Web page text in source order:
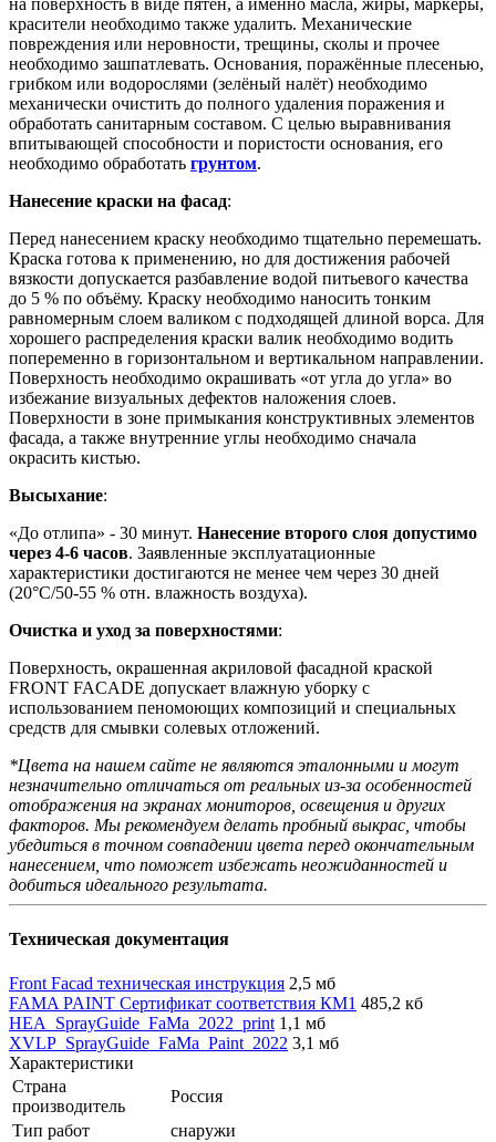
на поверхность в виде пятен, а именно масла, жиры, маркеры,
красители необходимо также удалить. Механические
повреждения или неровности, трещины, сколы и прочее
необходимо зашпатлевать. Основания, поражённые плесенью,
грибком или водорослями (зелёный налёт) необходимо
механически очистить до полного удаления поражения и
обработать санитарным составом. С целью выравнивания
впитывающей способности и пористости основания, его
необходимо обработать грунтом.
Нанесение краски на фасад:
Перед нанесением краску необходимо тщательно перемешать.
Краска готова к применению, но для достижения рабочей
вязкости допускается разбавление водой питьевого качества
до 5 % по объёму. Краску необходимо наносить тонким
равномерным слоем валиком с подходящей длиной ворса. Для
хорошего распределения краски валик необходимо водить
попеременно в горизонтальном и вертикальном направлении.
Поверхность необходимо окрашивать «от угла до угла» во
избежание визуальных дефектов наложения слоев.
Поверхности в зоне примыкания конструктивных элементов
фасада, а также внутренние углы необходимо сначала
окрасить кистью.
Высыхание:
«До отлипа» - 30 минут. Нанесение второго слоя допустимо
через 4-6 часов. Заявленные эксплуатационные
характеристики достигаются не менее чем через 30 дней
(20°C/50-55 % отн. влажность воздуха).
Очистка и уход за поверхностями:
Поверхность, окрашенная акриловой фасадной краской
FRONT FACADE допускает влажную уборку с
использованием пеномоющих композиций и специальных
средств для смывки солевых отложений.
*Цвета на нашем сайте не являются эталонными и могут
незначительно отличаться от реальных из-за особенностей
отображения на экранах мониторов, освещения и других
факторов. Мы рекомендуем делать пробный выкрас, чтобы
убедиться в точном совпадении цвета перед окончательным
нанесением, что поможет избежать неожиданностей и
добиться идеального результата.
Техническая документация
Front Facad техническая инструкция 2,5 мб
FAMA PAINT Сертификат соответствия КМ1 485,2 кб
HEA_SprayGuide_FaMa_2022_print 1,1 мб
XVLP_SprayGuide_FaMa_Paint_2022 3,1 мб
Характеристики
Страна
производитель
Россия
Тип работ
снаружи